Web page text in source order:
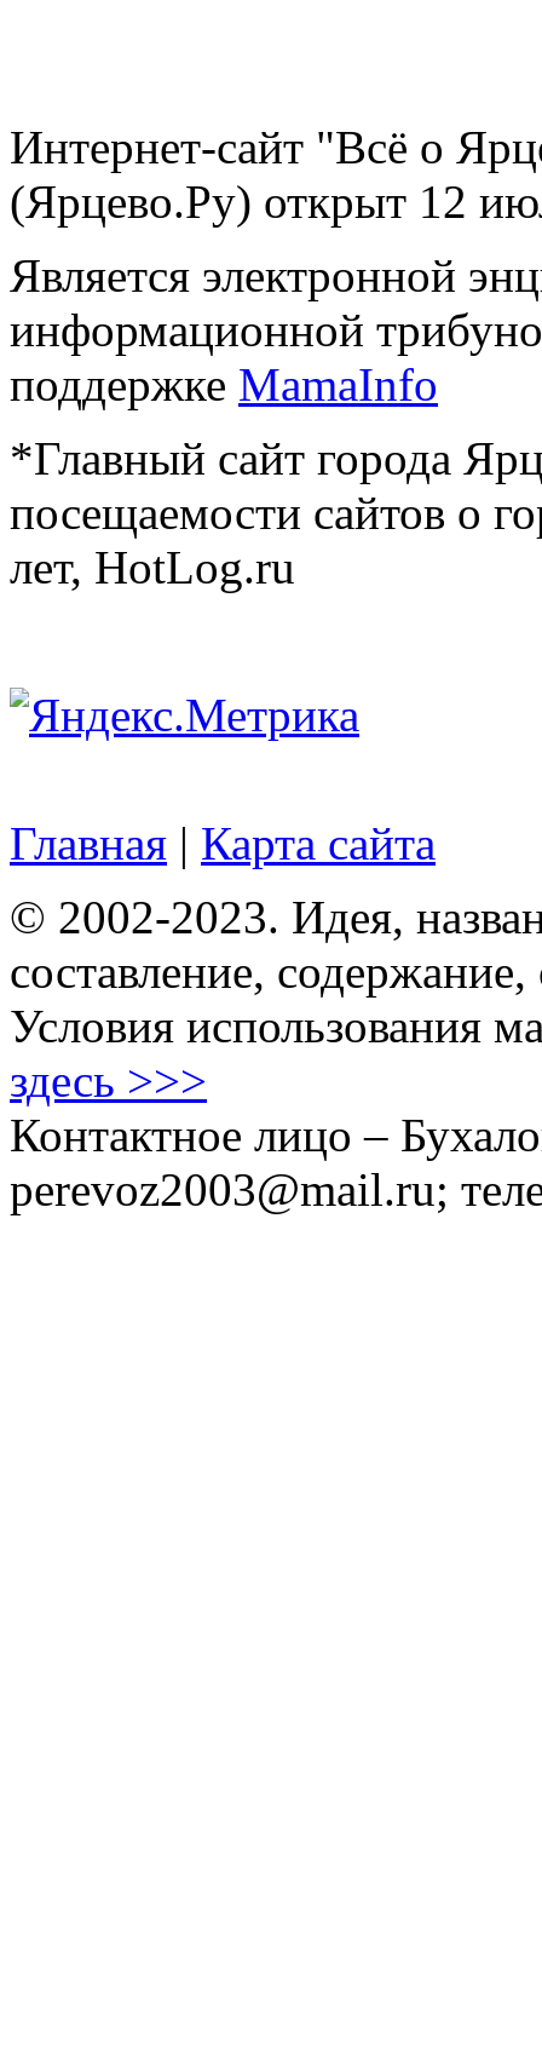
Интернет-сайт "Всё о
(Ярцево.Ру) открыт 12
Является электронной
информационной
поддержке MamaInfo
*Главный сайт города
посещаемости сайтов о
лет, HotLog.ru
Главная | Карта сайта
© 2002-2023. Идея,
составление,
Условия использования
здесь >>>
Контактное лицо –
perevoz2003@mail.ru;